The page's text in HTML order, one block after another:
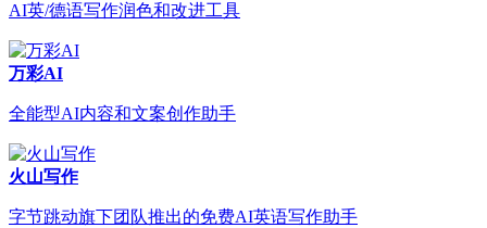
AI英/德语写作润色和改进工具
万彩AI
全能型AI内容和文案创作助手
火山写作
字节跳动旗下团队推出的免费AI英语写作助手